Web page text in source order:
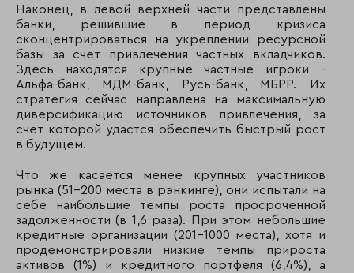
Наконец, в левой верхней части представлены
банки, решившие в период кризиса
сконцентрироваться на укреплении ресурсной
базы за счет привлечения частных вкладчиков.
Здесь находятся крупные частные игроки -
Альфа-банк, МДМ-банк, Русь-банк, МБРР. Их
стратегия сейчас направлена на максимальную
диверсификацию источников привлечения, за
счет которой удастся обеспечить быстрый рост
в будущем.
Что же касается менее крупных участников
рынка (51-200 места в рэнкинге), они испытали на
себе наибольшие темпы роста просроченной
задолженности (в 1,6 раза). При этом небольшие
кредитные организации (201-1000 места), хотя и
продемонстрировали низкие темпы прироста
активов (1%) и кредитного портфеля (6,4%), а